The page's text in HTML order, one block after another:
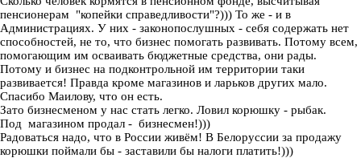
пенсионерам "копейки справедливости"?))) То же - и в
Администрациях. У них - законопослушных - себя содержать нет
способностей, не то, что бизнес помогать развивать. Потому всем,
помогающим им осваивать бюджетные средства, они рады.
Потому и бизнес на подконтрольной им территории таки
развивается! Правда кроме магазинов и ларьков других мало.
Спасибо Маилову, что он есть.
Зато бизнесменом у нас стать легко. Ловил корюшку - рыбак.
Под магазином продал - бизнесмен!)))
Радоваться надо, что в России живём! В Белоруссии за продажу
корюшки поймали бы - заставили бы налоги платить!)))